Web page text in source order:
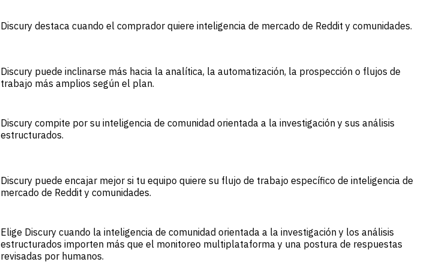
Discury destaca cuando el comprador quiere inteligencia de mercado de Reddit y comunidades.
Discury puede inclinarse más hacia la analítica, la automatización, la prospección o flujos de
trabajo más amplios según el plan.
Discury compite por su inteligencia de comunidad orientada a la investigación y sus análisis
estructurados.
Discury puede encajar mejor si tu equipo quiere su flujo de trabajo específico de inteligencia de
mercado de Reddit y comunidades.
Elige Discury cuando la inteligencia de comunidad orientada a la investigación y los análisis
estructurados importen más que el monitoreo multiplataforma y una postura de respuestas
revisadas por humanos.